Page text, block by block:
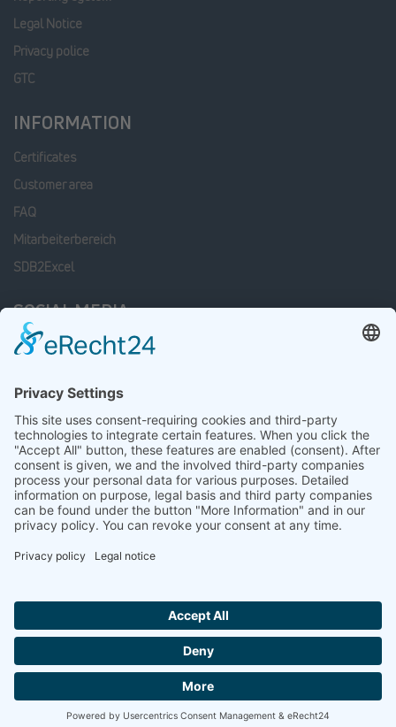
Legal Notice
Privacy police
GTC
INFORMATION
Certificates
Customer area
FAQ
Mitarbeiterbereich
SDB2Excel
SOCIAL MEDIA
Facebook
Linkedin
xing
LATEST JOB OFFERS
Mitarbeiter Wareneingang / Warenausgang (m/w/d)
23 July 2026
05 June 2026
© 2026 L.W. Cretschmar GmbH & Co. KG